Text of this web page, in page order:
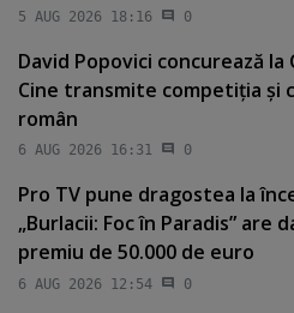
5 AUG 2026 18:16 0
David Popovici concurează
Cine transmite competiţia şi
român
6 AUG 2026 16:31 0
Pro TV pune dragostea la
„Burlacii: Foc în Paradis” are
premiu de 50.000 de euro
6 AUG 2026 12:54 0